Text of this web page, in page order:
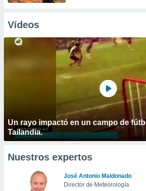
Vídeos
Un rayo impactó en un campo de
Tailandia.
Nuestros expertos
José Antonio Maldonado
Director de Meteorología